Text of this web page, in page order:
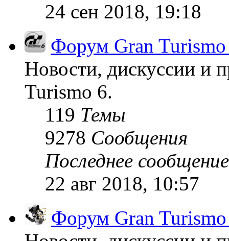
24 сен 2018, 19:18
Форум Gran
Новости, дискуссии и
Turismo 6.
119 Темы
9278 Сообщения
Последнее сообщение
22 авг 2018, 10:57
Форум Gran Turismo